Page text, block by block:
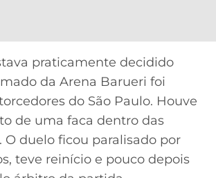
praticamente decidido
da Arena Barueri foi
do São Paulo. Houve
de uma faca dentro das
O duelo ficou paralisado por
teve reinício e pouco depois